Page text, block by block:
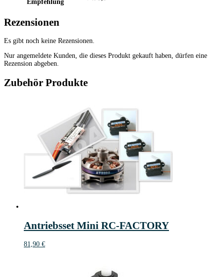
Empfehlung
Rezensionen
Es gibt noch keine Rezensionen.
Nur angemeldete Kunden, die dieses Produkt gekauft haben, dürfen eine
Rezension abgeben.
Zubehör Produkte
Antriebsset Mini RC-FACTORY
81,90 €